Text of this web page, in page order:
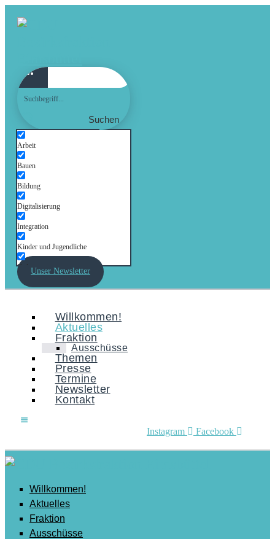
Suchen
Arbeit
Bauen
Bildung
Digitalisierung
Integration
Kinder und Jugendliche
Kultur
Mobilität
Soziales
Stadtentwicklung
Umwelt
Unser Newsletter
Willkommen!
Aktuelles
Fraktion
Ausschüsse
Themen
Presse
Termine
Newsletter
Kontakt
Instagram Facebook
Willkommen!
Aktuelles
Fraktion
Ausschüsse